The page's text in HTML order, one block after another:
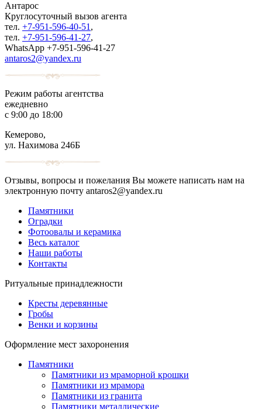
Антарос
Круглосуточный вызов агента
тел. +7-951-596-40-51 ,
тел. +7-951-596-41-27,
WhatsApp +7-951-596-41-27
antaros2@yandex.ru
Режим работы агентства
ежедневно
с 9:00 до 18:00
Кемерово,
ул. Нахимова 246Б
Отзывы, вопросы и пожелания Вы можете написать нам на
электронную почту antaros2@yandex.ru
Памятники
Оградки
Фотоовалы и керамика
Весь каталог
Наши работы
Контакты
Ритуальные принадлежности
Кресты деревянные
Гробы
Венки и корзины
Оформление мест захоронения
Памятники
Памятники из мраморной крошки
Памятники из мрамора
Памятники из гранита
Памятники металлические